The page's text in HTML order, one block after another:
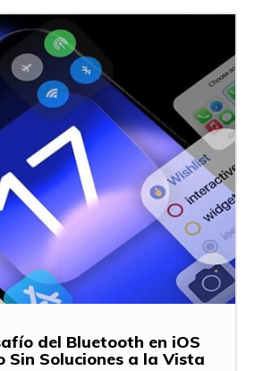
del Bluetooth en iOS
Sin Soluciones a la Vista